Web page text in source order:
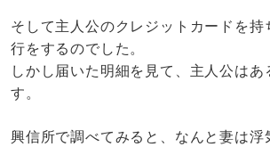
そして主人公のクレジットカードを持
行をするのでした。
しかし届いた明細を見て、主人公はあ
す。
興信所で調べてみると、なんと妻は浮